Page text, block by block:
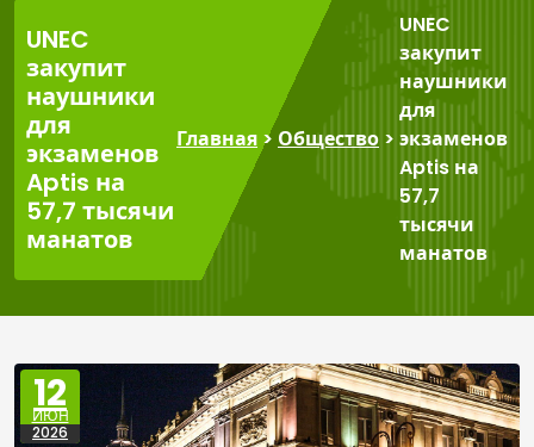
UNEC
закупит
наушники
для
экзаменов
Aptis на
57,7 тысячи
манатов
Главная > Общество >
UNEC
закупит
наушники
для
экзаменов
Aptis на
57,7
тысячи
манатов
12
ИЮН
2026